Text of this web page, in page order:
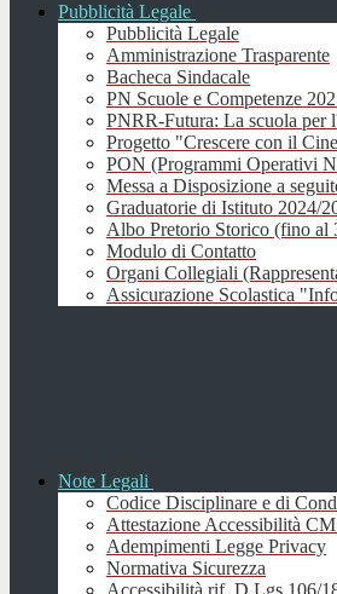
Pubblicità Legale
Pubblicità Legale
Amministrazione Trasparente
Bacheca Sindacale
PN Scuole e Competenze
PNRR-Futura: La scuola per
Progetto "Crescere con il
PON (Programmi Operativi
Messa a Disposizione a
Graduatorie di Istituto 2024/
Albo Pretorio Storico (fino al
Modulo di Contatto
Organi Collegiali
Assicurazione Scolastica
Note Legali
Codice Disciplinare e di
Attestazione Accessibilità
Adempimenti Legge Privacy
Normativa Sicurezza